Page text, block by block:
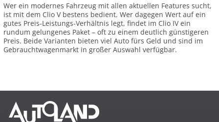
Wer ein modernes Fahrzeug mit allen aktuellen Features sucht,
ist mit dem Clio V bestens bedient. Wer dagegen Wert auf ein
gutes Preis-Leistungs-Verhältnis legt, findet im Clio IV ein
rundum gelungenes Paket – oft zu einem deutlich günstigeren
Preis. Beide Varianten bieten viel Auto fürs Geld und sind im
Gebrauchtwagenmarkt in großer Auswahl verfügbar.